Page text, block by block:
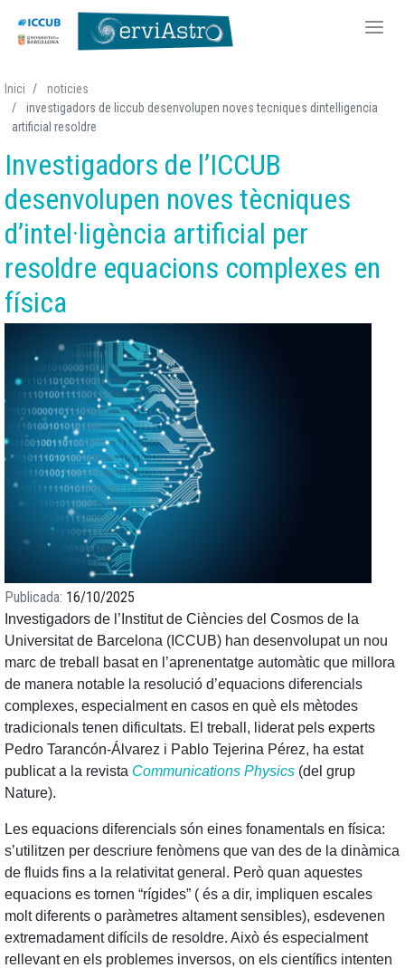
al
Inici
noticies
investigadors de liccub desenvolupen noves tecniques dintelligencia
artificial resoldre
Investigadors de l’ICCUB
desenvolupen noves tècniques
d’intel·ligència artificial per
resoldre equacions complexes en
física
Publicada 16/10/2025
Investigadors de l’Institut de Ciències del Cosmos de la
Universitat de Barcelona (ICCUB) han desenvolupat un nou
marc de treball basat en l’aprenentatge automàtic que millora
de manera notable la resolució d’equacions diferencials
complexes, especialment en casos en què els mètodes
tradicionals tenen dificultats. El treball, liderat pels experts
Pedro Tarancón‑Álvarez i Pablo Tejerina Pérez, ha estat
publicat a la revista Communications Physics (del grup
Nature).
Les equacions diferencials són eines fonamentals en física:
s’utilitzen per descriure fenòmens que van des de la dinàmica
de fluids fins a la relativitat general. Però quan aquestes
equacions es tornen “rígides” ( és a dir, impliquen escales
molt diferents o paràmetres altament sensibles), esdevenen
extremadament difícils de resoldre. Això és especialment
rellevant en els problemes inversos, on els científics intenten